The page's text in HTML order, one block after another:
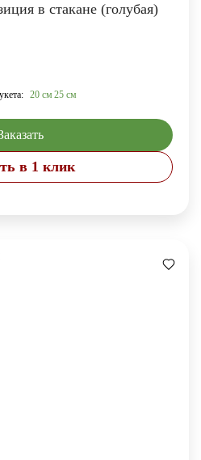
в стакане (голубая)
20 см 25 см
в 1 клик